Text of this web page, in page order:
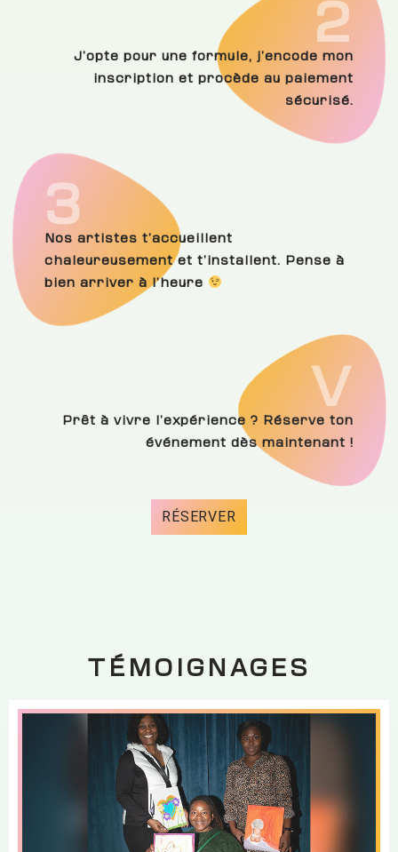
2
J’opte pour une formule, j’encode mon
inscription et procède au paiement
sécurisé.
3
Nos artistes t’accueillent
chaleureusement et t’installent. Pense à
bien arriver à l’heure
V
Prêt à vivre l’expérience ? Réserve ton
événement dès maintenant !
RÉSERVER
TÉMOIGNAGES